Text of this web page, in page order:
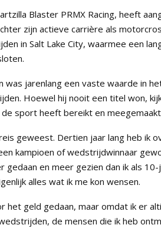
Blaster PRMX Racing, heeft
zijn actieve carrière als
in Salt Lake City, waarmee een
was jarenlang een vaste waarde in
Hoewel hij nooit een titel won,
de sport heeft bereikt en
geweest. Dertien jaar lang heb ik
kampioen of wedstrijdwinnaar
gedaan en meer gezien dan ik als
alles wat ik me kon wensen.
het geld gedaan, maar omdat ik er
de mensen die ik heb